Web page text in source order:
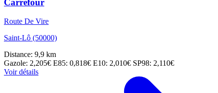
Carrefour
Route De Vire
Saint-Lô (50000)
Distance: 9,9 km
Gazole: 2,205€ E85: 0,818€ E10: 2,010€ SP98: 2,110€
Voir détails